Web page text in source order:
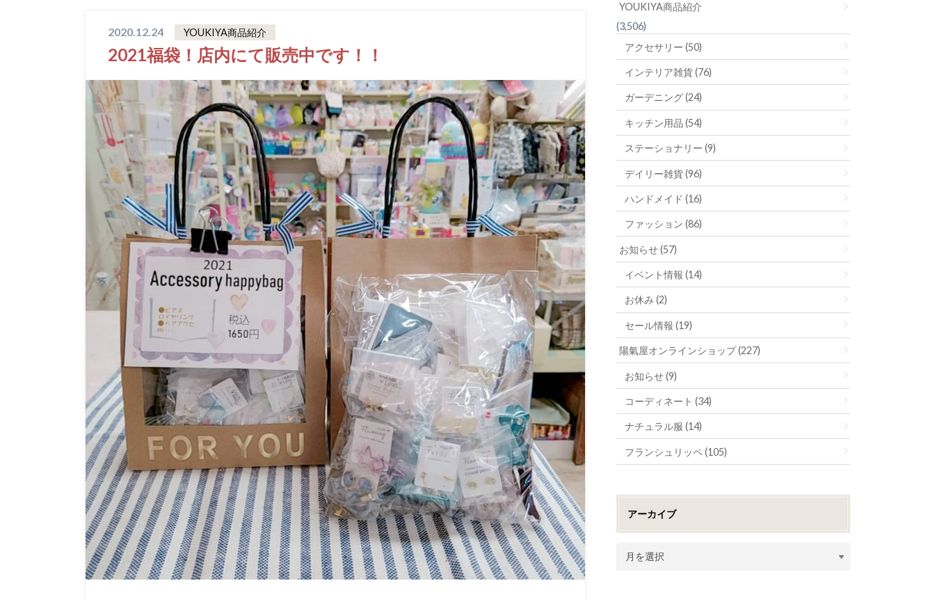
2020.12.24 YOUKIYA商品紹介
2021福袋！店内にて販売中です！！
YOUKIYA商品紹介
(3,506)
アクセサリー (50)
インテリア雑貨 (76)
ガーデニング (24)
キッチン用品 (54)
ステーショナリー (9)
デイリー雑貨 (96)
ハンドメイド (16)
ファッション (86)
お知らせ (57)
イベント情報 (14)
お休み (2)
セール情報 (19)
陽氣屋オンラインショップ (227)
お知らせ (9)
コーディネート (34)
ナチュラル服 (14)
フランシュリッペ (105)
アーカイブ